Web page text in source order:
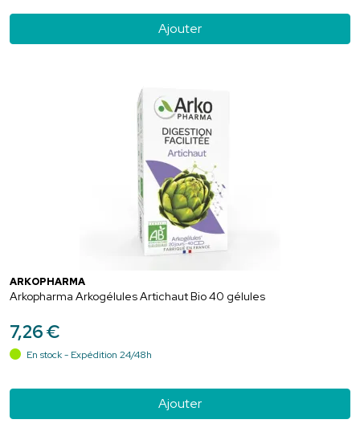
Ajouter
ARKOPHARMA
Arkopharma Arkogélules Artichaut Bio 40 gélules
7,26€
En stock - Expédition 24/48h
Ajouter